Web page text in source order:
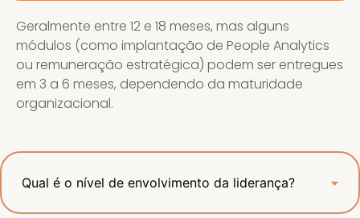
Geralmente entre 12 e 18 meses, mas alguns
módulos (como implantação de People Analytics
ou remuneração estratégica) podem ser entregues
em 3 a 6 meses, dependendo da maturidade
organizacional.
Qual é o nível de envolvimento da liderança?